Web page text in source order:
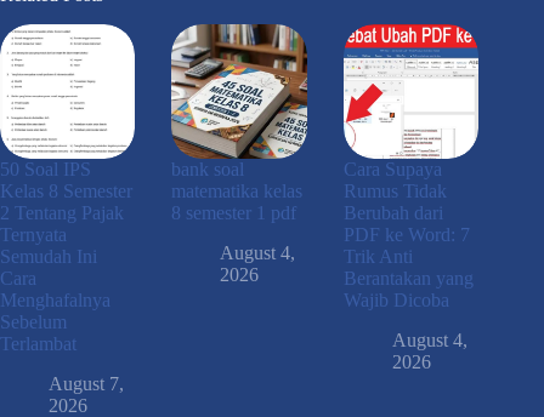
50 Soal IPS
Kelas 8 Semester
2 Tentang Pajak
Ternyata
Semudah Ini
Cara
Menghafalnya
Sebelum
Terlambat
August 7,
2026
bank soal
matematika kelas
8 semester 1 pdf
August 4,
2026
Cara Supaya
Rumus Tidak
Berubah dari
PDF ke Word: 7
Trik Anti
Berantakan yang
Wajib Dicoba
August 4,
2026